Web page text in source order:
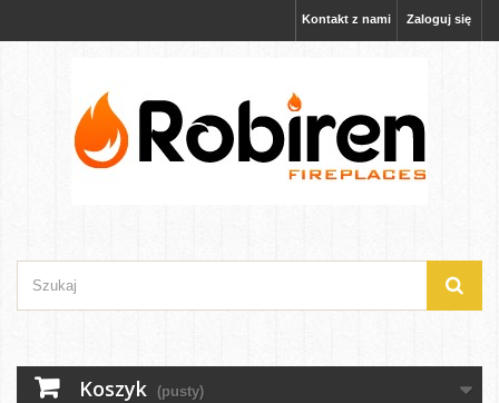
Zaloguj się
Kontakt z nami
Koszyk (pusty)